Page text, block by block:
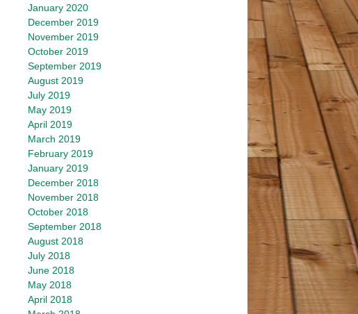
January 2020
December 2019
November 2019
October 2019
September 2019
August 2019
July 2019
May 2019
April 2019
March 2019
February 2019
January 2019
December 2018
November 2018
October 2018
September 2018
August 2018
July 2018
June 2018
May 2018
April 2018